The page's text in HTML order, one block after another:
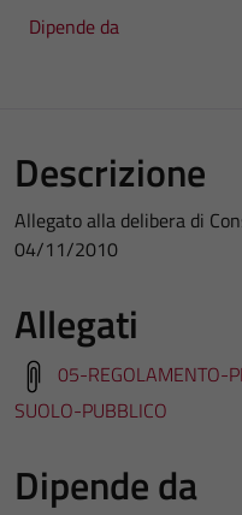
Dipende da
Descrizione
Allegato alla delibera di
04/11/2010
Allegati
05-REGOLAMENTO-
SUOLO-PUBBLICO
Dipende da